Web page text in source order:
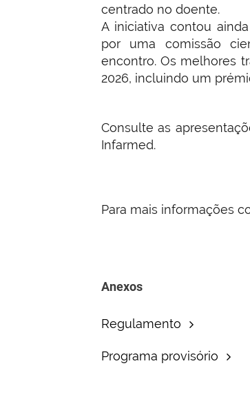
centrado no doente.
A iniciativa contou
por uma comissão
encontro. Os melhores
2026, incluindo um
Consulte as
Infarmed.
Para mais informações
Anexos
Regulamento
Programa provisório